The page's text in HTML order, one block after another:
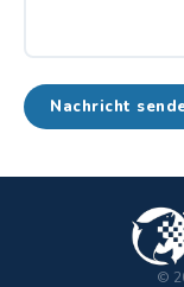
Nachricht
©